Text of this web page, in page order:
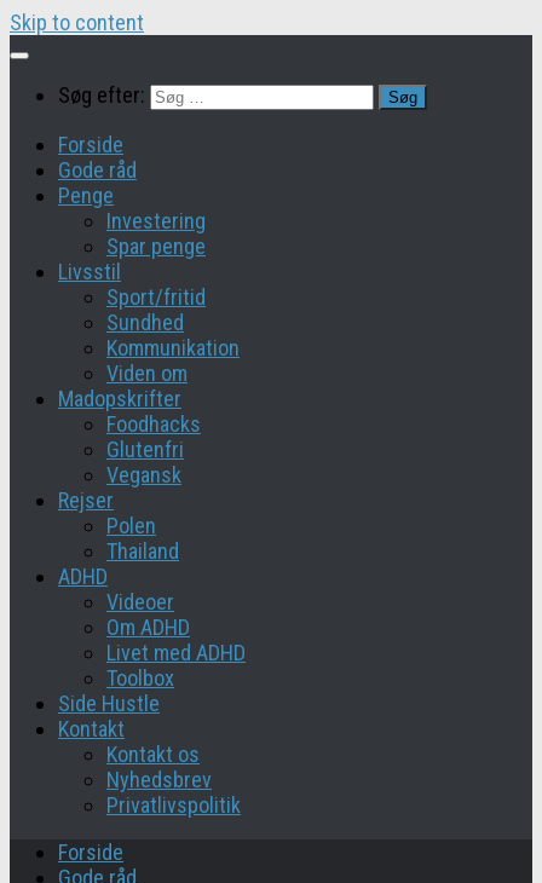
Skip to content
Søg efter:
Forside
Gode råd
Penge
Investering
Spar penge
Livsstil
Sport/fritid
Sundhed
Kommunikation
Viden om
Madopskrifter
Foodhacks
Glutenfri
Vegansk
Rejser
Polen
Thailand
ADHD
Videoer
Om ADHD
Livet med ADHD
Toolbox
Side Hustle
Kontakt
Kontakt os
Nyhedsbrev
Privatlivspolitik
Forside
Gode råd